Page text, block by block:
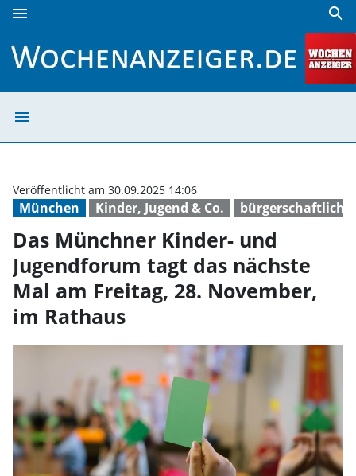
menu search
menu
München Kinder, Jugend & Co.
Veröffentlicht am 30.09.2025 14:06
Das Münchner Kinder- und
Jugendforum tagt das nächste
Mal am Freitag, 28. November,
im Rathaus